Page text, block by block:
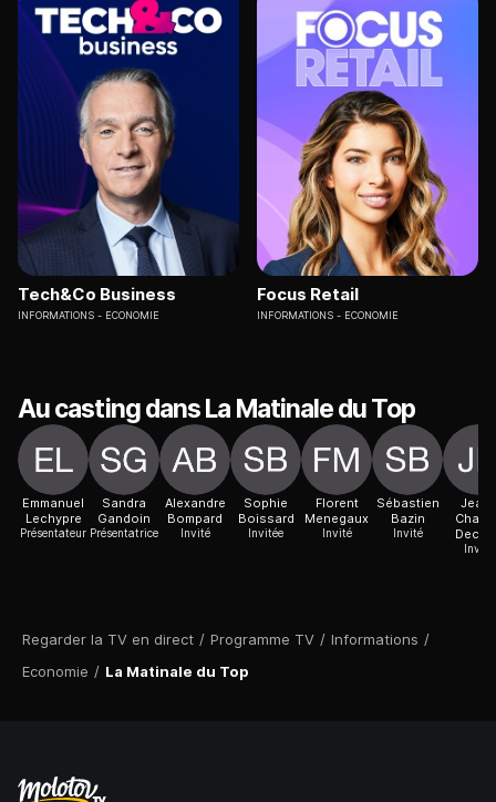
Regarder la TV en direct / Programme TV / Informations /
Economie / La Matinale du Top
Tech&Co Business
INFORMATIONS ECONOMIE
Focus Retail
INFORMATIONS ECONOMIE
Au casting dans La Matinale du Top
Emmanuel
Lechypre
Présentateur
Sandra
Gandoin
Présentatrice
Alexandre
Bompard
Invité
Sophie
Boissard
Invitée
Florent
Menegaux
Invité
Sébastien
Bazin
Invité
Jean-
Invité